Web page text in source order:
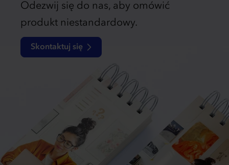
Odezwij się do nas, aby omówić
produkt niestandardowy.
Skontaktuj się